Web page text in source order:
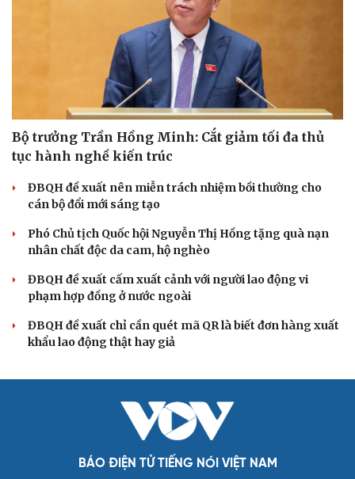
Cải chính
Bộ trưởng Trần Hồng Minh: Cắt giảm tối đa thủ
tục hành nghề kiến trúc
ĐBQH đề xuất nên miễn trách nhiệm bồi thường cho
cán bộ đổi mới sáng tạo
Phó Chủ tịch Quốc hội Nguyễn Thị Hồng tặng quà nạn
nhân chất độc da cam, hộ nghèo
ĐBQH đề xuất cấm xuất cảnh với người lao động vi
phạm hợp đồng ở nước ngoài
ĐBQH đề xuất chỉ cần quét mã QR là biết đơn hàng xuất
khẩu lao động thật hay giả
BÁO ĐIỆN TỬ TIẾNG NÓI VIỆT NAM